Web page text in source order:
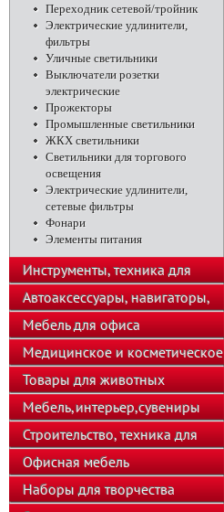
Переходник сетевой/тройник
Электрические удлинители,
фильтры
Уличные светильники
Выключатели розетки
электрические
Прожекторы
Промышленные светильники
ЖКХ светильники
Светильники для торгового
освещения
Электрические удлинители,
сетевые фильтры
Фонари
Элементы питания
Инструменты, техника для
подсобного хозяйства
Автоаксессуары, навигаторы,
автозвук
Мебель для офиса
Медицинское и косметическое
оборудование
Товары для животных
Мебель,интерьер,сувениры
Строительство, техника для
хозяйства
Офисная мебель
Наборы для творчества